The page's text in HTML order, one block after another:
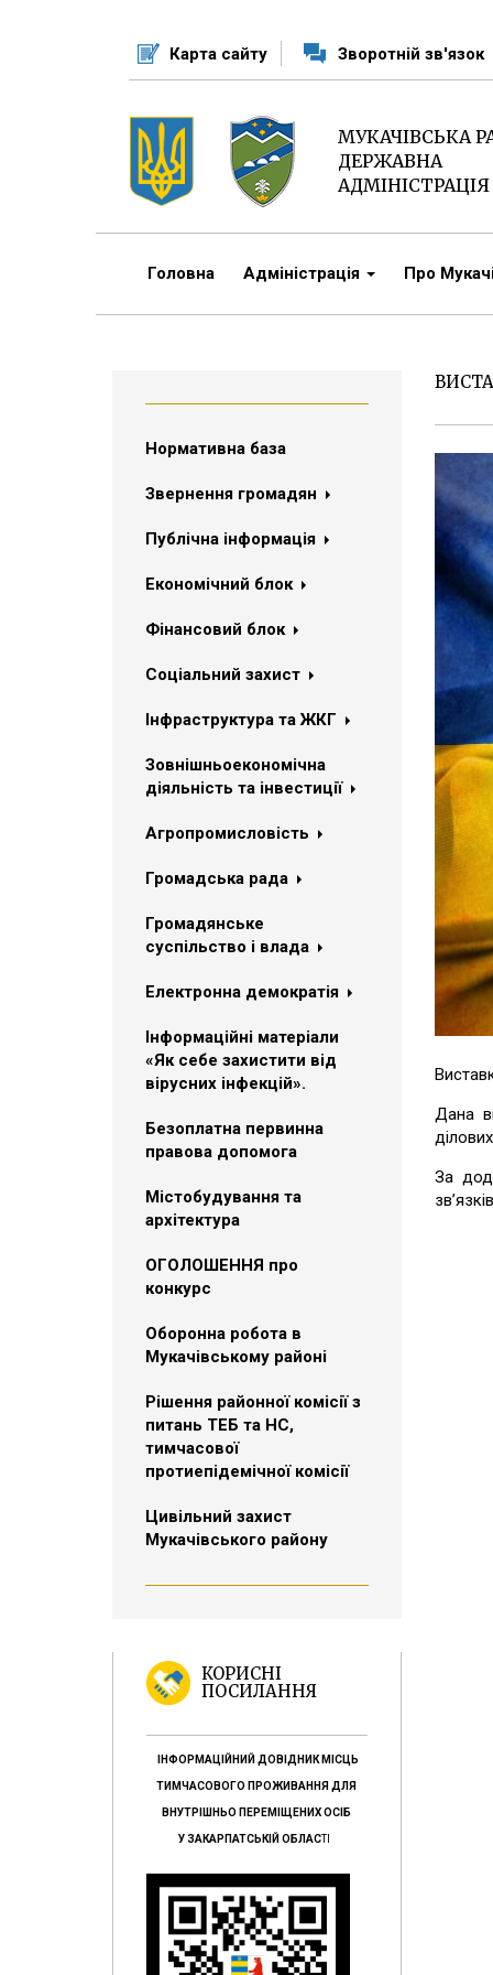
Карта сайту Зворотній зв'язок
МУКАЧІВСЬКА
ДЕРЖАВНА
АДМІНІСТРАЦІЯ
Головна Адміністрація Про
Нормативна база
Звернення громадян
Публічна інформація
Економічний блок
Фінансовий блок
Соціальний захист
Інфраструктура та ЖКГ
Зовнішньоекономічна
діяльність та інвестиції
Агропромисловість
Громадська рада
Громадянське
суспільство і влада
Електронна демократія
Інформаційні матеріали
«Як себе захистити від
вірусних інфекцій».
Безоплатна первинна
правова допомога
Містобудування та
архітектура
ОГОЛОШЕННЯ про
конкурс
Оборонна робота в
Мукачівському районі
Рішення районної комісії з
питань ТЕБ та НС,
тимчасової
протиепідемічної комісії
Цивільний захист
Мукачівського району
КОРИСНІ
ПОСИЛАННЯ
ІНФОРМАЦІЙНИЙ ДОВІДНИК МІСЦЬ
ТИМЧАСОВОГО ПРОЖИВАННЯ ДЛЯ
ВНУТРІШНЬО ПЕРЕМІЩЕНИХ ОСІБ
У ЗАКАРПАТСЬКІЙ ОБЛАСТІ
Дана
За